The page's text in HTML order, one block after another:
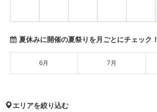
夏休みに開催の夏祭りを月ごとにチェック！
6月 7月
エリアを絞り込む